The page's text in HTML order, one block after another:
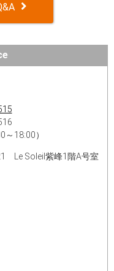
18:00）
Le Soleil紫峰1階A号室